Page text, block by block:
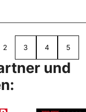
2 3 4 5
und